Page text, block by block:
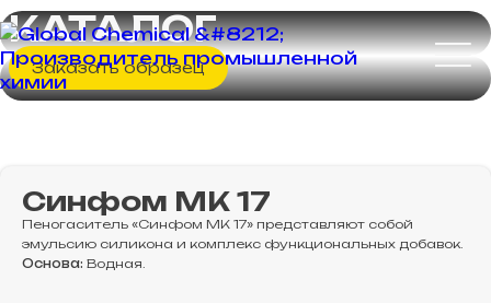
КАТАЛОГ
Заказать образец
Синфом МК 17
Пеногаситель «Синфом МK 17» представляют собой
эмульсию силикона и комплекс функциональных добавок.
Основа: Водная.